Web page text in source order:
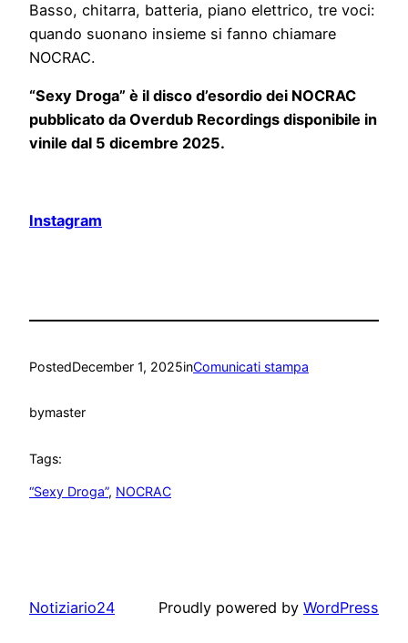
Basso, chitarra, batteria, piano elettrico, tre voci:
quando suonano insieme si fanno chiamare
NOCRAC.
“Sexy Droga” è il disco d’esordio dei NOCRAC
pubblicato da Overdub Recordings disponibile in
vinile dal 5 dicembre 2025.
Instagram
PostedDecember 1, 2025inComunicati stampa
bymaster
Tags:
“Sexy Droga”, NOCRAC
Notiziario24 Proudly powered by WordPress